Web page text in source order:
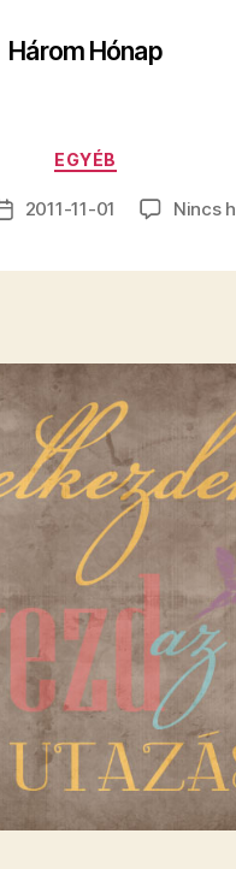
Három Hónap
Kategóriák
EGYÉB
Bejegyzés
2011-11-01 Nincs